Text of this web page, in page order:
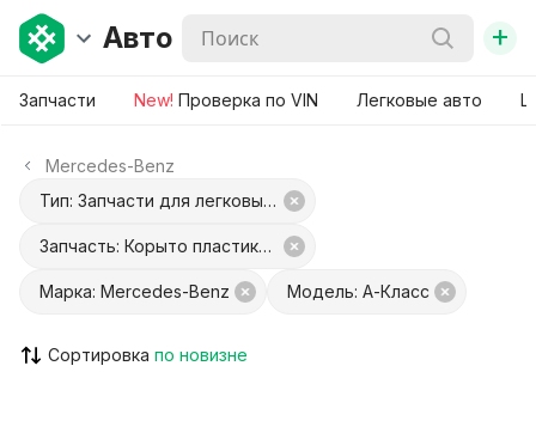
Авто +
Запчасти New! Проверка по VIN Легковые авто
Mercedes-Benz
Тип: Запчасти для легковых авто
Запчасть: Корыто пластиковое
Марка: Mercedes-Benz Модель: A-Класс
Сортировка